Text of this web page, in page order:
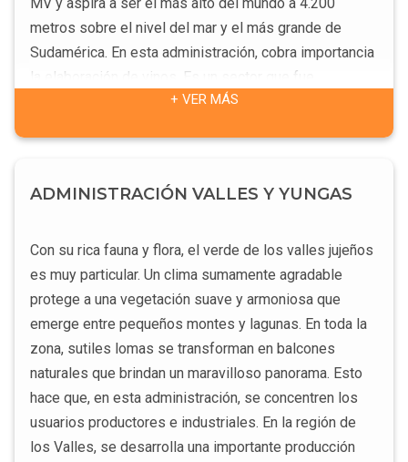
metros sobre el nivel del mar y el más grande de
Sudamérica. En esta administración, cobra importancia
la elaboración de vinos. Es un sector que fue
creciendo los últimos años en la provincia, donde se
viñas quebradeñas como unas de las más altas del
(litio, estaño, plata, plomo, boratos).
+ VER MÁS
ADMINISTRACIÓN VALLES Y YUNGAS
Con su rica fauna y flora, el verde de los valles jujeños
es muy particular. Un clima sumamente agradable
protege a una vegetación suave y armoniosa que
emerge entre pequeños montes y lagunas. En toda la
zona, sutiles lomas se transforman en balcones
naturales que brindan un maravilloso panorama. Esto
hace que, en esta administración, se concentren los
usuarios productores e industriales. En la región de
los Valles, se desarrolla una importante producción